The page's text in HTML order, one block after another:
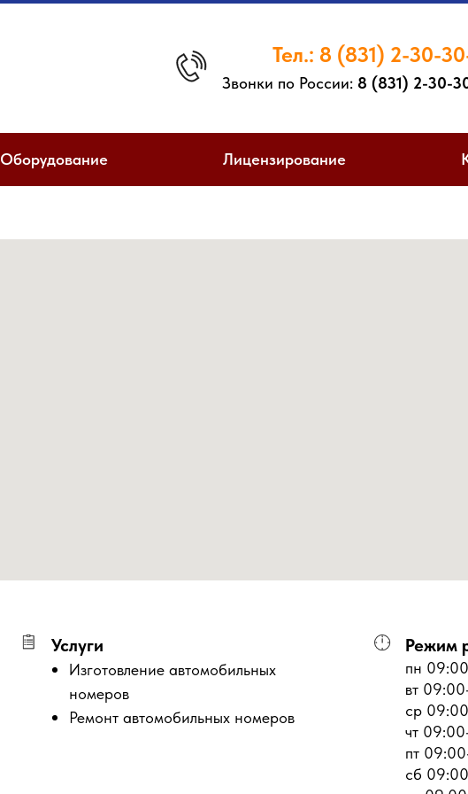
Тел.: 8 (831) 2-30-
Звонки по России: 8 (831) 2-30-
Оборудование Лицензирование
Услуги
Изготовление автомобильных
номеров
Ремонт автомобильных номеров
Режим
пн
вт
ср
чт
пт
сб